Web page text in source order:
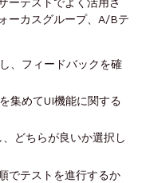
ーカスグループ、A/Bテ
、フィードバックを確
集めてUI機能に関する
どちらが良いか選択し
でテストを進行するか